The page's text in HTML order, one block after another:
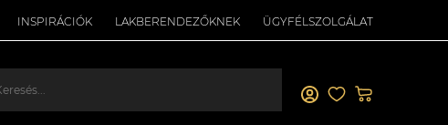
INSPIRÁCIÓK LAKBERENDEZŐKNEK ÜGYFÉLSZOLGÁLAT